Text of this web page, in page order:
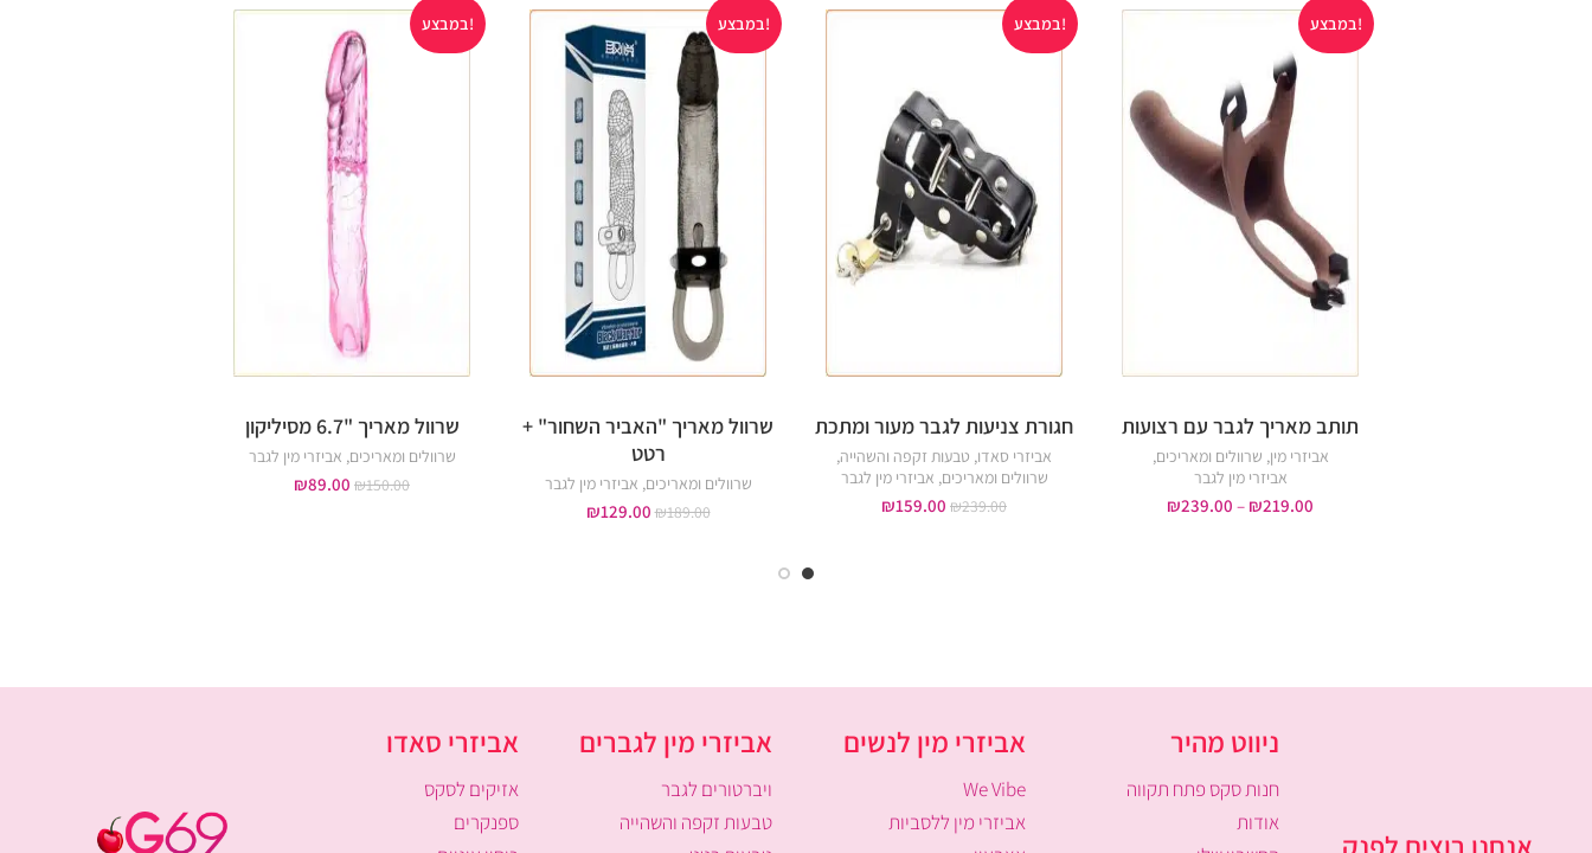
במבצע!
חום צבע גוף
תותב מאריך לגבר עם רצועות
אביזרי מין, שרוולים ומאריכים,
אביזרי מין לגבר
₪219.00
–
₪239.00
במבצע!
חגורת צניעות לגבר מעור ומתכת
אביזרי סאדו, טבעות זקפה והשהייה,
שרוולים ומאריכים, אביזרי מין לגבר
₪239.00
₪159.00
במבצע!
שרוול מאריך "האביר השחור" +
רטט
שרוולים ומאריכים, אביזרי מין לגבר
₪189.00
₪129.00
במבצע!
שרוול מאריך "6.7 מסיליקון
שרוולים ומאריכים, אביזרי מין לגבר
₪150.00
₪89.00
אנחנו רוצים לפנק
ניווט מהיר
חנות סקס פתח תקווה
אודות
אביזרי מין לנשים
We Vibe
אביזרי מין ללסביות
אביזרי מין לגברים
ויברטורים לגבר
טבעות זקפה והשהייה
אביזרי סאדו
אזיקים לסקס
ספנקרים